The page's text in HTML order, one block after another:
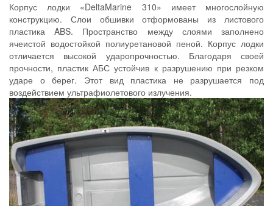
Корпус лодки «DeltaMarine 310» имеет многослойную
конструкцию. Слои обшивки отформованы из листового
пластика ABS. Пространство между слоями заполнено
ячеистой водостойкой полиуретановой пеной. Корпус лодки
отличается высокой ударопрочностью. Благодаря своей
прочности, пластик АБС устойчив к разрушению при резком
ударе о берег. Этот вид пластика не разрушается под
воздействием ультрафиолетового излучения.